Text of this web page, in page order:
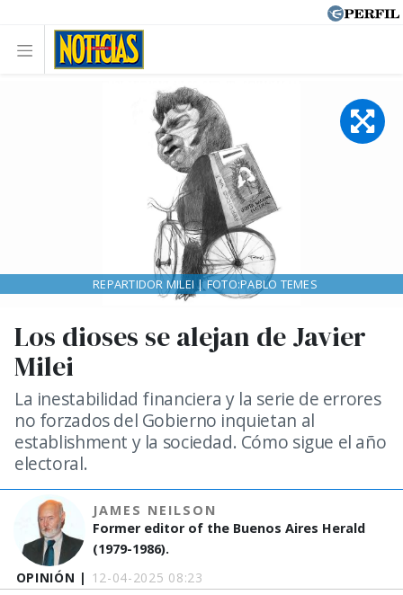
OPINIÓN | 12-04-2025 08:23
Los dioses se alejan de Javier
Milei
La inestabilidad financiera y la serie de errores
no forzados del Gobierno inquietan al
establishment y la sociedad. Cómo sigue el año
electoral.
JAMES NEILSON
Former editor of the Buenos Aires Herald
(1979-1986).
REPARTIDOR MILEI | FOTO:PABLO TEMES